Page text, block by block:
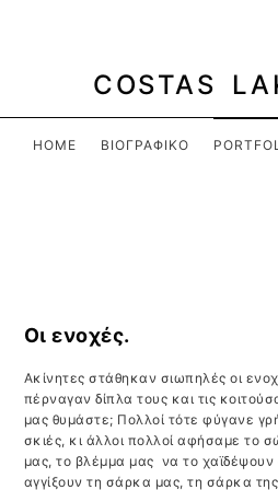
COSTAS
HOME ΒΙΟΓΡΑΦΙΚΌ
Οι ενοχές.
Ακίνητες στάθηκαν σιωπηλές οι
πέρναγαν δίπλα τους και τις
μας θυμάστε; Πολλοί τότε φύγανε
σκιές, κι άλλοι πολλοί αφήσαμε το
μας, το βλέμμα μας να το χαϊδέψουν
αγγίξουν τη σάρκα μας, τη σάρκα